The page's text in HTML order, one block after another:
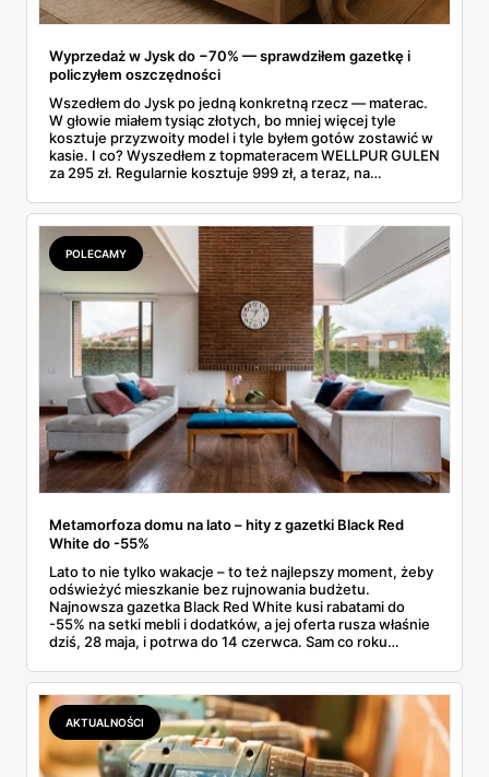
Wyprzedaż w Jysk do −70% — sprawdziłem gazetkę i
policzyłem oszczędności
Wszedłem do Jysk po jedną konkretną rzecz — materac.
W głowie miałem tysiąc złotych, bo mniej więcej tyle
kosztuje przyzwoity model i tyle byłem gotów zostawić w
kasie. I co? Wyszedłem z topmateracem WELLPUR GULEN
za 295 zł. Regularnie kosztuje 999 zł, a teraz, na
zrobiłem jeszcze na parkingu: w kieszeni zostało mi jakieś
700 zł.
POLECAMY
Metamorfoza domu na lato – hity z gazetki Black Red
White do -55%
Lato to nie tylko wakacje – to też najlepszy moment, żeby
odświeżyć mieszkanie bez rujnowania budżetu.
Najnowsza gazetka Black Red White kusi rabatami do
-55% na setki mebli i dodatków, a jej oferta rusza właśnie
dziś, 28 maja, i potrwa do 14 czerwca. Sam co roku
szafy, łóżka, materace, a nawet meble ogrodowe. Do tego
dochodzi 10 rat 0% i kolekcje o połowę tańsze. Zebrałem
dla Ciebie te oferty, które faktycznie robią różnicę.
AKTUALNOŚCI